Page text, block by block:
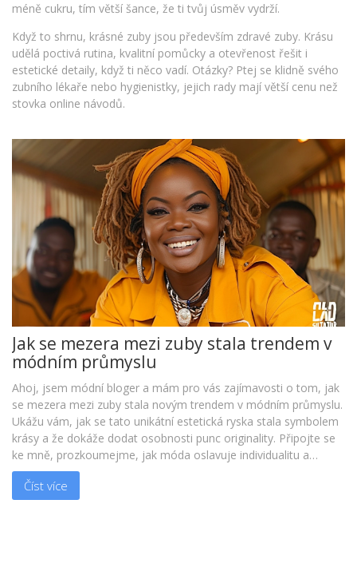
méně cukru, tím větší šance, že ti tvůj úsměv vydrží.
Když to shrnu, krásné zuby jsou především zdravé zuby. Krásu
udělá poctivá rutina, kvalitní pomůcky a otevřenost řešit i
estetické detaily, když ti něco vadí. Otázky? Ptej se klidně svého
zubního lékaře nebo hygienistky, jejich rady mají větší cenu než
stovka online návodů.
Jak se mezera mezi zuby stala trendem v
módním průmyslu
Ahoj, jsem módní bloger a mám pro vás zajímavosti o tom, jak
se mezera mezi zuby stala novým trendem v módním průmyslu.
Ukážu vám, jak se tato unikátní estetická ryska stala symbolem
krásy a že dokáže dodat osobnosti punc originality. Připojte se
ke mně, prozkoumejme, jak móda oslavuje individualitu a
různorodost, jak je viděno na příkladu mezer mezi zuby.
Číst více